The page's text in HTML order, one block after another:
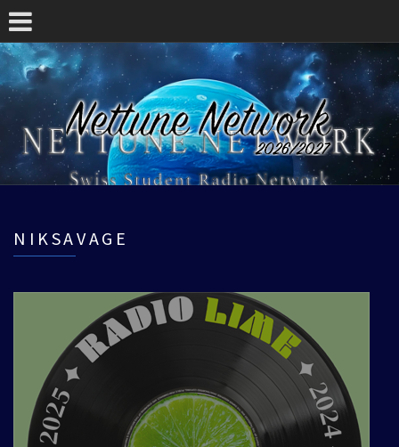
NIKSAVAGE